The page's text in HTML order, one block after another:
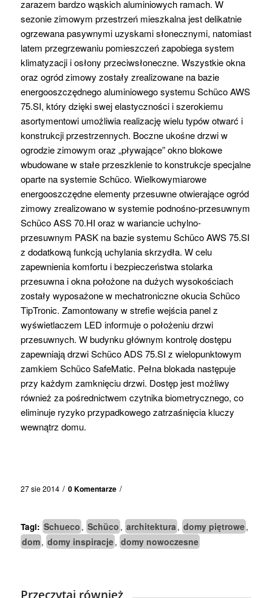
zarazem bardzo wąskich aluminiowych ramach. W
sezonie zimowym przestrzeń mieszkalna jest delikatnie
ogrzewana pasywnymi uzyskami słonecznymi, natomiast
latem przegrzewaniu pomieszczeń zapobiega system
klimatyzacji i osłony przeciwsłoneczne. Wszystkie okna
oraz ogród zimowy zostały zrealizowane na bazie
energooszczędnego aluminiowego systemu Schüco AWS
75.SI, który dzięki swej elastyczności i szerokiemu
asortymentowi umożliwia realizację wielu typów otwarć i
konstrukcji przestrzennych. Boczne ukośne drzwi w
ogrodzie zimowym oraz „pływające” okno blokowe
wbudowane w stałe przeszklenie to konstrukcje specjalne
oparte na systemie Schüco. Wielkowymiarowe
energooszczędne elementy przesuwne otwierające ogród
zimowy zrealizowano w systemie podnośno-przesuwnym
Schüco ASS 70.HI oraz w wariancie uchylno-
przesuwnym PASK na bazie systemu Schüco AWS 75.SI
z dodatkową funkcją uchylania skrzydła. W celu
zapewnienia komfortu i bezpieczeństwa stolarka
przesuwna i okna położone na dużych wysokościach
zostały wyposażone w mechatroniczne okucia Schüco
TipTronic. Zamontowany w strefie wejścia panel z
wyświetlaczem LED informuje o położeniu drzwi
przesuwnych. W budynku głównym kontrolę dostępu
zapewniają drzwi Schüco ADS 75.SI z wielopunktowym
zamkiem Schüco SafeMatic. Pełna blokada następuje
przy każdym zamknięciu drzwi. Dostęp jest możliwy
również za pośrednictwem czytnika biometrycznego, co
eliminuje ryzyko przypadkowego zatrzaśnięcia kluczy
wewnątrz domu.
27 sie 2014 / 0 Komentarze /
Tagi: Schueco , Schüco , architektura , domy piętrowe,
dom, domy inspiracje, domy nowoczesne